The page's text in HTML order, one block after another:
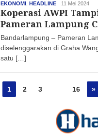
EKONOMI , HEADLINE haluan
11 Mei 2024
Koperasi AWPI
Pameran Lampung
Bandarlampung – Pameran
diselenggarakan di Graha
satu […]
1 2 3 16 »